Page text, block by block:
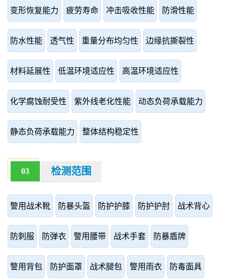
变形恢复能力 疲劳寿命 冲击吸收性能 防滑性能
防水性能 透气性 重量分布均匀性 边缘抗撕裂性
材料延展性 低温环境适应性 高温环境适应性
化学腐蚀耐受性 紫外线老化性能 动态负荷承载能力
静态负荷承载能力 整体结构稳定性
03 检测范围
警用战术靴 防暴头盔 防护护膝 防护护肘 战术背心
防刺服 防弹衣 警用腰带 战术手套 防暴盾牌
警用背包 防护面罩 战术腿包 警用雨衣 防毒面具